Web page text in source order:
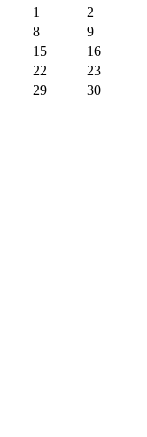
1
2
8
9
15
16
22
23
29
30